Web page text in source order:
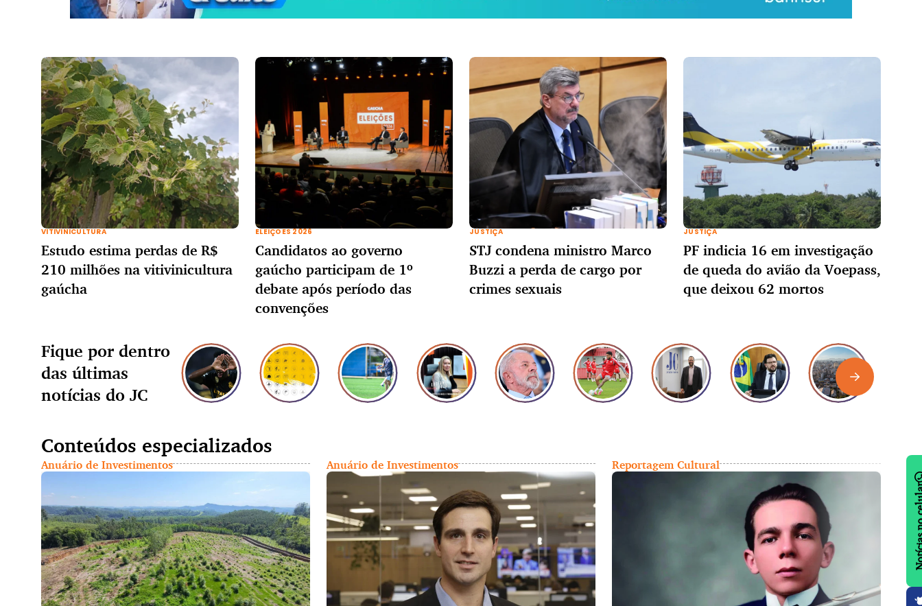
VITIVINICULTURA
Estudo estima perdas de R$
210 milhões na vitivinicultura
gaúcha
ELEIÇÕES 2026
Candidatos ao governo
gaúcho participam de 1º
debate após período das
convenções
JUSTIÇA
STJ condena ministro Marco
Buzzi a perda de cargo por
crimes sexuais
JUSTIÇA
PF indicia 16 em investigação
de queda do avião da Voepass,
que deixou 62 mortos
Fique por dentro
das últimas
notícias do JC
Conteúdos especializados
Anuário de Investimentos Anuário de Investimentos Reportagem Cultural